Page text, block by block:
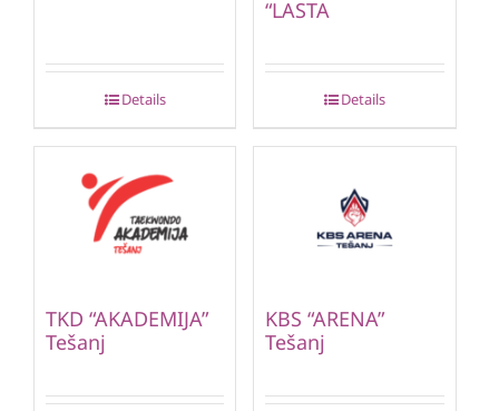
Details
“LASTA
Details
TKD “AKADEMIJA”
Tešanj
KBS “ARENA”
Tešanj